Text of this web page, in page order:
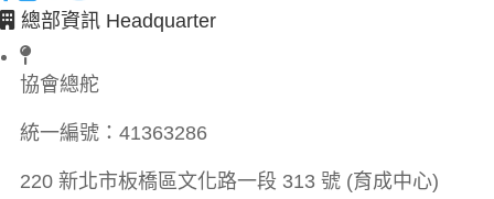
總部資訊 Headquarter
協會總舵
統一編號： 41363286
220 新北市板橋區文化路一段 313 號 (育成中心)